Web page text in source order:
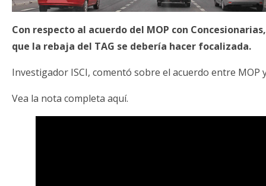
Con respecto al acuerdo del MOP con
que la rebaja del TAG se debería hacer focalizada.
Investigador ISCI, comentó sobre el acuerdo entre MOP
Vea la nota completa aquí.